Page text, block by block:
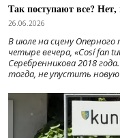
Так поступают все? Нет,
26.06.2026
В июле на сцену
четыре вечера, «Cosí fan
Серебренникова 2018
тогда, не упустить